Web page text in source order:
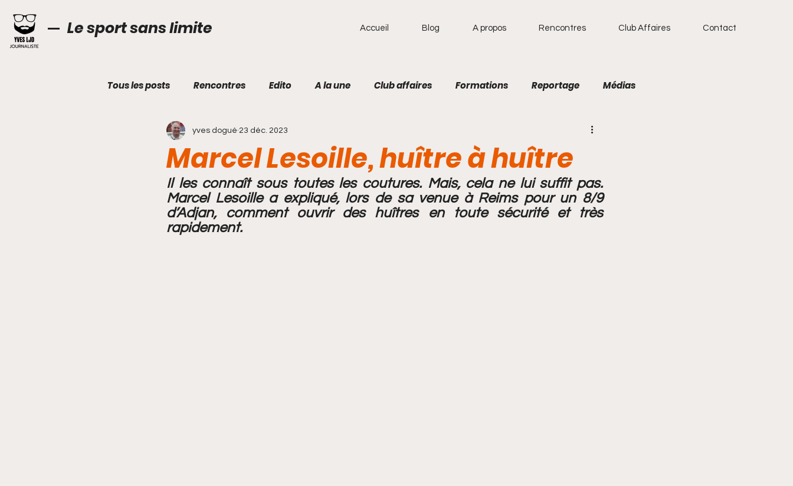
Le sport sans limite Accueil Blog A propos Rencontres Club Affaires Contact
Tous les posts Rencontres Edito A la une Club affaires Formations Reportage Médias
Technique Cabinet médical Natation
Breaking VTT Basket-Ball Cuisine Handball
Marcel Lesoille, huître à huître
yves dogué 23 déc. 2023
Il les connaît sous toutes les coutures. Mais, cela ne lui suffit pas.
Marcel Lesoille a expliqué, lors de sa venue à Reims pour un 8/9
d’Adjan, comment ouvrir des huîtres en toute sécurité et très
rapidement.